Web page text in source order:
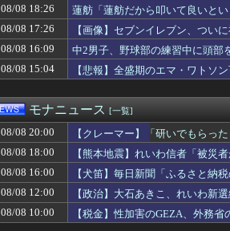
国連事務総長「お金がありません。このまま
【画像】NASAが開発した素材採用､着るだけ
【悲報】熊本の被災地、『異常事態』が発生
【速報】習近平が愛国心を煽った結果、日本
【悲報】Q：なぜ辺野古転覆事故の防カメ映像
キャッシュレス派の人が現金のみの店に文句
【悲報】全盛期のエマ・ワトソン可愛すぎワロ
面白いゴルフマンガｗｗｗｗｗｗｗｗｗｗｗｗ
論争になった「ディスク販売終了」、カプコ
【琵琶湖三市同時花火大会】花火大会は本当
「盆踊り」は騒音か 苦情数件会場半減 無音の
【悲報】ワイ「半沢直樹みたいな銀行員カッ
【悲報】医師が生鶏肉で車いす生活…ギラン・
日本円、協調介入も米雇用統計も無効化の流れ
高市首相から、市場から、アメリカから……「
08/08 18:26
蓮舫「蓮舫だから叩いて良いと
08/08 17:26
【画像】セブンイレブン、つい
08/08 16:09
中2男子、野球部の練習中に頭
08/08 15:04
【悲報】全盛期のエマ・ワトソ
モナニュース [一覧]
08/08 20:00
【クレーマー】「研いでもらっ
てサイズが変わるのは当たり前
08/08 18:00
【熊本地震】れいわ信者「被災
でるカルト信者を近づけないよ
08/08 16:00
【犬笛】毎日新聞「ふるさと
理構造を立てた結果その思考に
08/08 12:00
【政治】大石あきこ、れいわ新
08/08 10:00
【税金】性加害のGEZA、外務